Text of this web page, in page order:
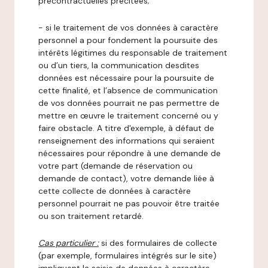
- si le traitement de vos données à caractère
personnel a pour fondement la poursuite des
intérêts légitimes du responsable de traitement
ou d’un tiers, la communication desdites
données est nécessaire pour la poursuite de
cette finalité, et l’absence de communication
de vos données pourrait ne pas permettre de
mettre en œuvre le traitement concerné ou y
faire obstacle. A titre d'exemple, à défaut de
renseignement des informations qui seraient
nécessaires pour répondre à une demande de
votre part (demande de réservation ou
demande de contact), votre demande liée à
cette collecte de données à caractère
personnel pourrait ne pas pouvoir être traitée
ou son traitement retardé.
Cas particulier : si des formulaires de collecte
(par exemple, formulaires intégrés sur le site)